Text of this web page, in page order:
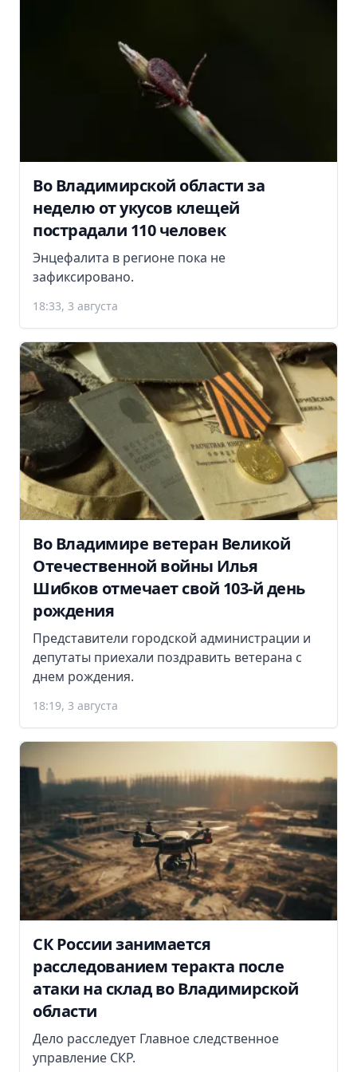
Во Владимирской области за
неделю от укусов клещей
пострадали 110 человек
Энцефалита в регионе пока не
зафиксировано.
18:33, 3 августа
Во Владимире ветеран Великой
Отечественной войны Илья
Шибков отмечает свой 103-й день
рождения
Представители городской администрации и
депутаты приехали поздравить ветерана с
днем рождения.
18:19, 3 августа
СК России занимается
расследованием теракта после
атаки на склад во Владимирской
области
Дело расследует Главное следственное
управление СКР.